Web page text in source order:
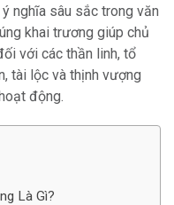
nghĩa sâu sắc trong văn
khai trương giúp chủ
với các thần linh, tổ
tài lộc và thịnh vượng
động.
Là Gì?